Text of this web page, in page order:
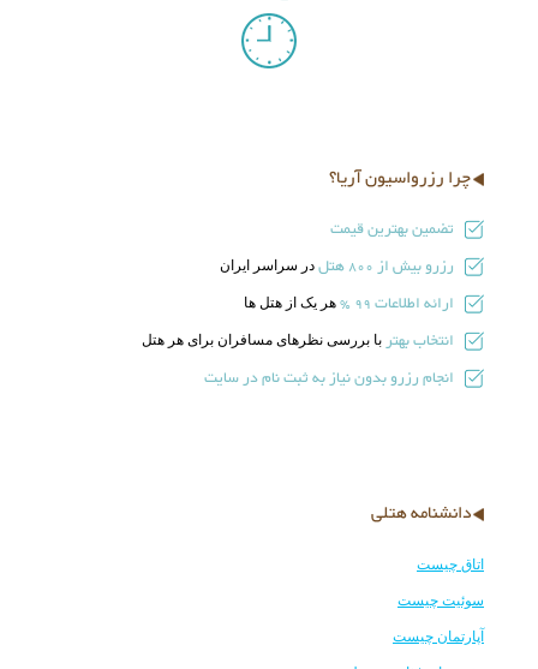
چرا رزرواسیون آریا؟
تضمین بهترین قیمت
رزرو بیش از 800 هتل در سراسر ایران
ارائه اطلاعات 99 % هر یک از هتل ها
انتخاب بهتر با بررسی نظرهای مسافران برای هر هتل
انجام رزرو بدون نیاز به ثبت نام در سایت
دانشنامه هتلی
اتاق چیست
سوئیت چیست
آپارتمان چیست